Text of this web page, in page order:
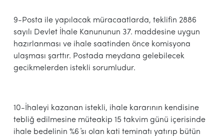
9-Posta ile yapılacak müracaatlarda, teklifin 2886
sayılı Devlet İhale Kanununun 37. maddesine uygun
hazırlanması ve ihale saatinden önce komisyona
ulaşması şarttır. Postada meydana gelebilecek
gecikmelerden istekli sorumludur.
10-İhaleyi kazanan istekli, ihale kararının kendisine
tebliğ edilmesine müteakip 15 takvim günü içerisinde
ihale bedelinin %6 ҆sı olan kati teminatı yatırıp bütün